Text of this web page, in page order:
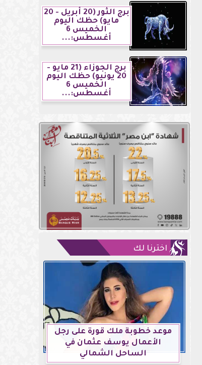
برج الثور (20 أبريل - 20
مايو) حظك اليوم
الخميس 6
أغسطس:...
برج الجوزاء (21 مايو -
20 يونيو) حظك اليوم
الخميس 6
أغسطس:...
اخترنا لك
موعد خطوبة ملك قورة على رجل
الأعمال يوسف عثمان في
الساحل الشمالي